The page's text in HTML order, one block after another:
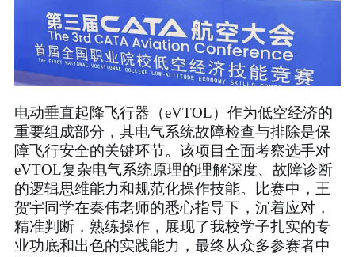
电动垂直起降飞行器（eVTOL）作为低空经济的
重要组成部分，其电气系统故障检查与排除是保
障飞行安全的关键环节。该项目全面考察选手对
eVTOL复杂电气系统原理的理解深度、故障诊断
的逻辑思维能力和规范化操作技能。比赛中，王
贺宇同学在秦伟老师的悉心指导下，沉着应对，
精准判断，熟练操作，展现了我校学子扎实的专
业功底和出色的实践能力，最终从众多参赛者中